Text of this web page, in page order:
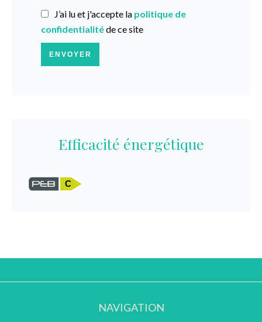
J’ai lu et j'accepte la politique de
confidentialitéde ce site
ENVOYER
Efficacité énergétique
C
NAVIGATION